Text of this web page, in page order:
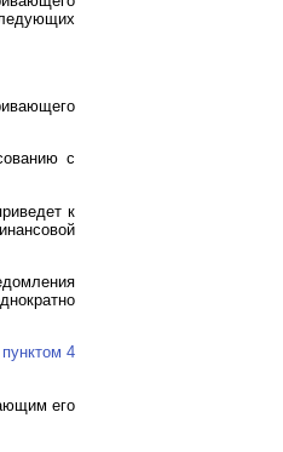
с
к
пунктом 4
его